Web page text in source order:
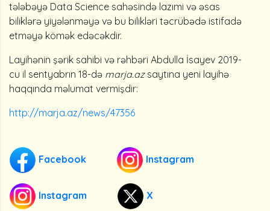
tələbəyə Data Science sahəsində lazımi və əsas
biliklərə yiyələnməyə və bu bilikləri təcrübədə istifadə
etməyə kömək edəcəkdir.
Layihənin şərik sahibi və rəhbəri Abdulla İsayev 2019-
cu il sentyabrın 18-də marja.azsaytına yeni layihə
haqqında məlumat vermişdir:
http://marja.az/news/47356
Facebook Instagram
Instagram X